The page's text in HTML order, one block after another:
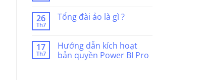
SIP
là
bình
luận
SIP
là
gì
26
Th7
Tổng đài ảo là gì ?
luận
ở
Tổng
17
Th7
Hướng dẫn kích hoạt
bản quyền Power BI Pro